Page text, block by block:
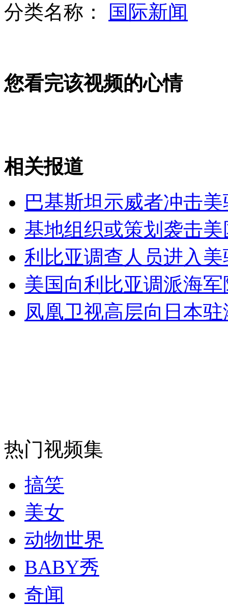
山西运城恶犬咬伤多人 警民合力深夜将其击毙
外交部：反对强权政治霸凌主义
外交部：有关国家言论片面不公正
安徽一实载49人客车翻车
纽约上演“枕头大战”
司机酒驾遇交警 急速倒车逃窜
分类名称：
国际新闻
您看完该视频的心情
相关报道
巴基斯坦示威者冲击
基地组织或策划袭击
利比亚调查人员进入
美国向利比亚调派海
凤凰卫视高层向日本
热门视频集
搞笑
美女
动物世界
BABY秀
奇闻